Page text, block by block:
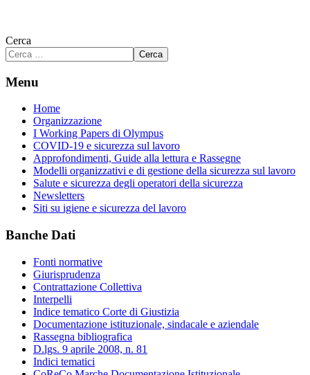
Cerca
Cerca
Menu
Home
Organizzazione
I Working Papers di Olympus
COVID-19 e sicurezza sul lavoro
Approfondimenti, Guide alla lettura e Rassegne
Modelli organizzativi e di gestione della sicurezza sul lavoro
Salute e sicurezza degli operatori della sicurezza
Newsletters
Siti su igiene e sicurezza del lavoro
Banche Dati
Fonti normative
Giurisprudenza
Contrattazione Collettiva
Interpelli
Indice tematico Corte di Giustizia
Documentazione istituzionale, sindacale e aziendale
Rassegna bibliografica
D.lgs. 9 aprile 2008, n. 81
Indici tematici